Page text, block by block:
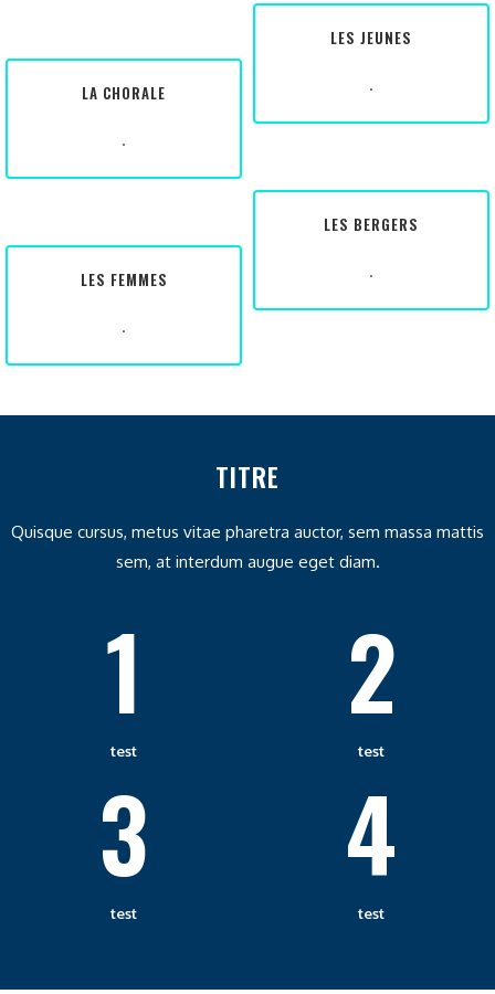
LA CHORALE
.
LES JEUNES
.
LES FEMMES
.
LES BERGERS
.
TITRE
Quisque cursus, metus vitae pharetra auctor, sem massa mattis
sem, at interdum augue eget diam.
1
test
2
test
3
test
4
test